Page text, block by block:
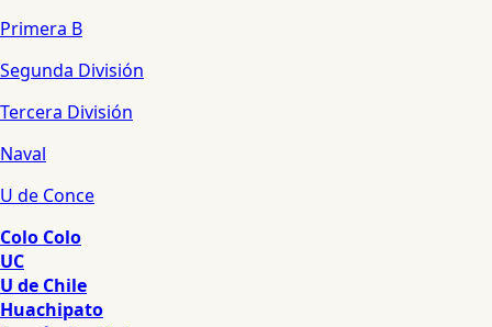
Primera B
Segunda División
Tercera División
Naval
U de Conce
Colo Colo
UC
U de Chile
Huachipato